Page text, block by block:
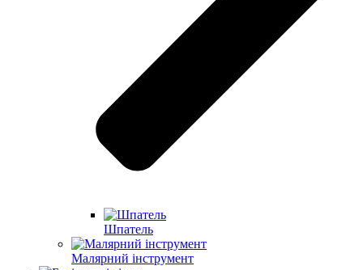
Шпатель
Малярний інструмент